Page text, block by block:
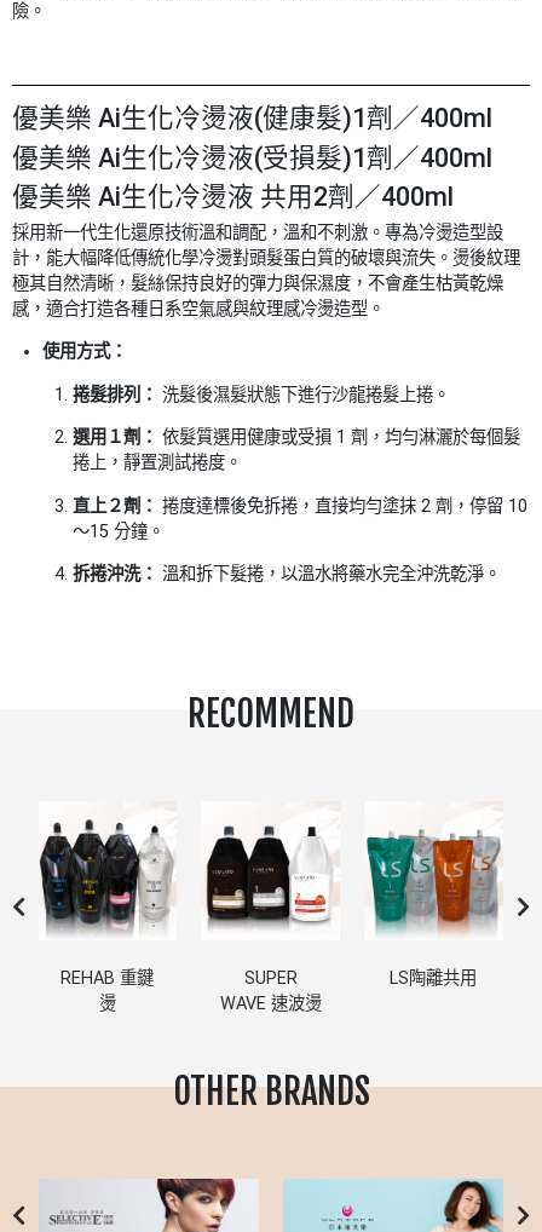
險。
優美樂 Ai生化冷燙液(健康髮)1劑／400ml
優美樂 Ai生化冷燙液(受損髮)1劑／400ml
優美樂 Ai生化冷燙液 共用2劑／400ml
採用新一代生化還原技術溫和調配，溫和不刺激。專為冷燙造型設
計，能大幅降低傳統化學冷燙對頭髮蛋白質的破壞與流失。燙後紋理
極其自然清晰，髮絲保持良好的彈力與保濕度，不會產生枯黃乾燥
感，適合打造各種日系空氣感與紋理感冷燙造型。
使用方式：
捲髮排列： 洗髮後濕髮狀態下進行沙龍捲髮上捲。
選用１劑： 依髮質選用健康或受損 1 劑，均勻淋灑於每個髮
捲上，靜置測試捲度。
直上２劑： 捲度達標後免拆捲，直接均勻塗抹 2 劑，停留 10
～15 分鐘。
拆捲沖洗： 溫和拆下髮捲，以溫水將藥水完全沖洗乾淨。
RECOMMEND
REHAB 重鍵
燙
SUPER
WAVE 速波燙
LS陶離共用
OTHER BRANDS